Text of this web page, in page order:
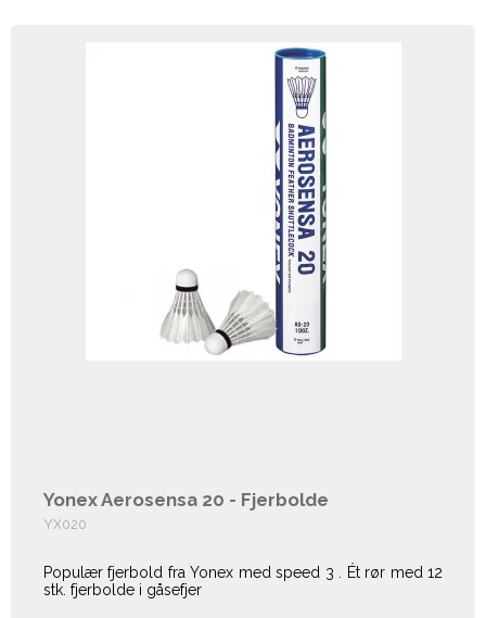
Yonex Aerosensa 20 - Fjerbolde
YX020
Populær fjerbold fra Yonex med speed 3 . Ét rør med 12
stk. fjerbolde i gåsefjer